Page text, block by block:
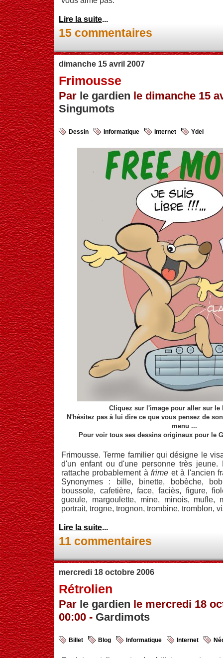
Lire la suite...
15 commentaires
dimanche 15 avril 2007
Frimousse
Par le gardien le dimanche 15
Singumots
Dessin Informatique Internet Ydel
Cliquez sur l'image pour aller sur le
N'hésitez pas à lui dire ce que vous pensez de
menu ...
Pour voir tous ses dessins originaux pour le
Frimousse. Terme familier qui désigne le
d'un enfant ou d'une personne très
rattache probablement àfrime et à l'ancien
Synonymes : bille, binette, bobèche,
boussole, cafetière, face, faciès, figure,
gueule, margoulette, mine, minois, mufle,
portrait, trogne, trognon, trombine, tromblon,
Lire la suite...
11 commentaires
mercredi 18 octobre 2006
Rétrolien
Par le gardien le mercredi 18
00:00 - Gardimots
Billet Blog Informatique Internet